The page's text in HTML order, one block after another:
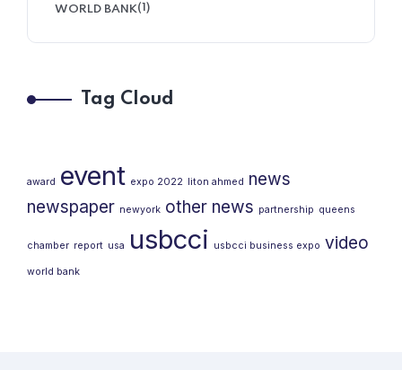
WORLD BANK(1)
Tag Cloud
award event expo 2022 liton ahmed news
newspaper newyork other news partnership queens
chamber report usa usbcci usbcci business expo video
world bank